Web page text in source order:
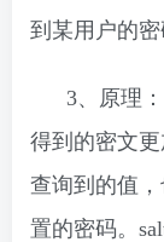
到某用户的密
3、原理
得到的密文
查询到的值
置的密码。